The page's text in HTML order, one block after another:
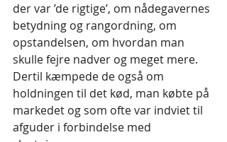
der var ’de rigtige’, om nådegavernes
betydning og rangordning, om
opstandelsen, om hvordan man
skulle fejre nadver og meget mere.
Dertil kæmpede de også om
holdningen til det kød, man købte på
markedet og som ofte var indviet til
afguder i forbindelse med